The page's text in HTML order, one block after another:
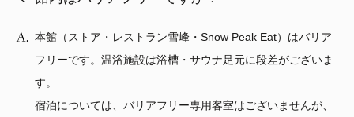
本館（ストア・レストラン雪峰・Snow Peak Eat）はバリア
フリーです。温浴施設は浴槽・サウナ足元に段差がございま
す。
宿泊については、バリアフリー専用客室はございませんが、